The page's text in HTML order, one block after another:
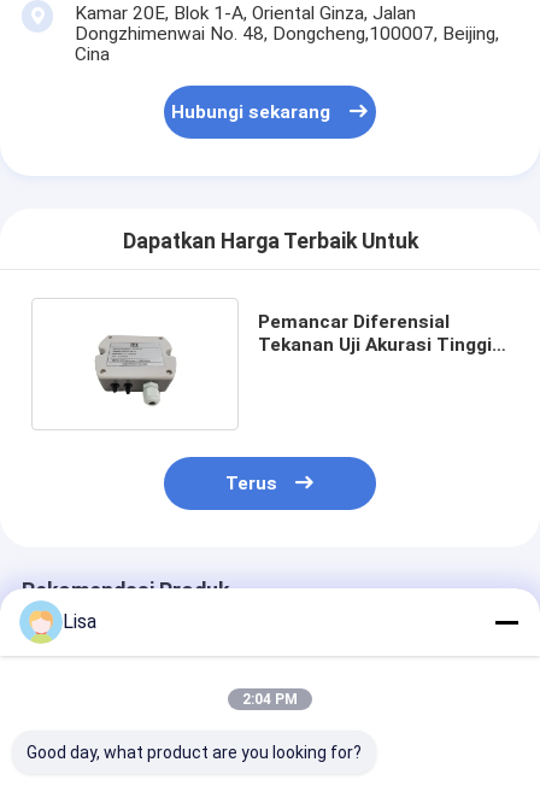
Kamar 20E, Blok 1-A, Oriental Ginza, Jalan
Dongzhimenwai No. 48, Dongcheng,100007, Beijing,
Cina
Hubungi sekarang
Dapatkan Harga Terbaik Untuk
Pemancar Diferensial
Tekanan Uji Akurasi Tinggi
Terus
Rekomendasi Produk
Lisa
2:04 PM
Good day, what product are you looking for?